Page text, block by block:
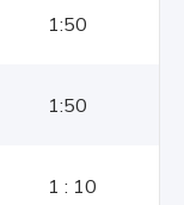
1:50
1:50
1 : 10